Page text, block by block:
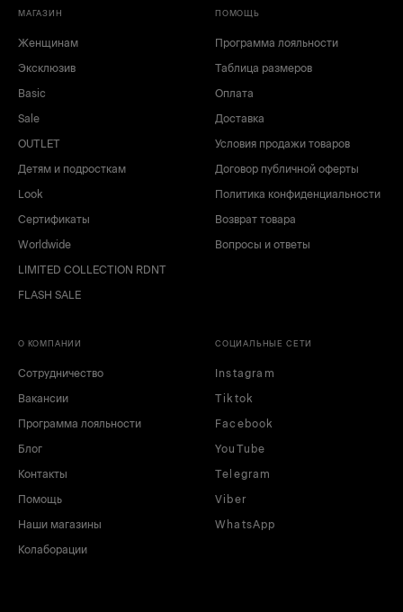
МАГАЗИН
Женщинам
Эксклюзив
Basic
Sale
OUTLET
Детям и подросткам
Look
Сертификаты
Worldwide
LIMITED COLLECTION RDNT
FLASH SALE
ПОМОЩЬ
Программа лояльности
Таблица размеров
Оплата
Доставка
Условия продажи товаров
Договор публичной оферты
Политика конфиденциальности
Возврат товара
Вопросы и ответы
О КОМПАНИИ
Сотрудничество
Вакансии
Программа лояльности
Блог
Контакты
Помощь
Наши магазины
Колаборации
СОЦИАЛЬНЫЕ СЕТИ
Instagram
Tiktok
Facebook
YouTube
Telegram
Viber
WhatsApp